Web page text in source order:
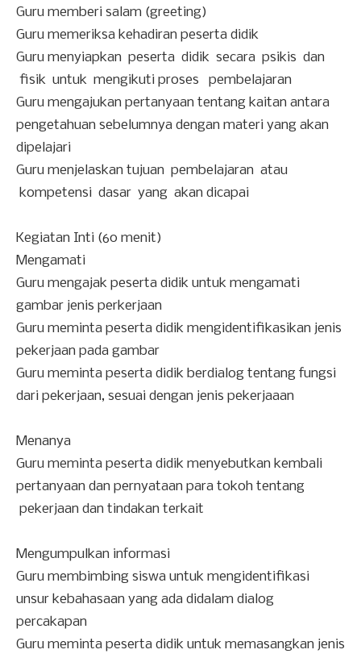
Guru memberi salam (greeting)
Guru memeriksa kehadiran peserta didik
Guru menyiapkan peserta didik secara psikis dan
fisik untuk mengikuti proses pembelajaran
Guru mengajukan pertanyaan tentang kaitan antara
pengetahuan sebelumnya dengan materi yang akan
dipelajari
Guru menjelaskan tujuan pembelajaran atau
kompetensi dasar yang akan dicapai
Kegiatan Inti (60 menit)
Mengamati
Guru mengajak peserta didik untuk mengamati
gambar jenis perkerjaan
Guru meminta peserta didik mengidentifikasikan jenis
pekerjaan pada gambar
Guru meminta peserta didik berdialog tentang fungsi
dari pekerjaan, sesuai dengan jenis pekerjaaan
Menanya
Guru meminta peserta didik menyebutkan kembali
pertanyaan dan pernyataan para tokoh tentang
pekerjaan dan tindakan terkait
Mengumpulkan informasi
Guru membimbing siswa untuk mengidentifikasi
unsur kebahasaan yang ada didalam dialog
percakapan
Guru meminta peserta didik untuk memasangkan jenis